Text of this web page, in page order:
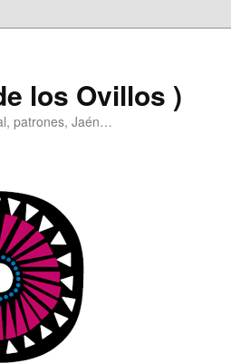
los Ovillos )
patrones, Jaén…